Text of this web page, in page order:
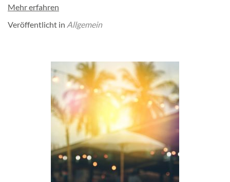
Mehr erfahren
Veröffentlicht in Allgemein